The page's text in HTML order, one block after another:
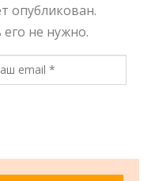
опубликован.
не нужно.